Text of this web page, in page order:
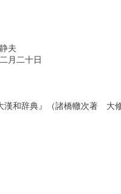
夫
月二十日